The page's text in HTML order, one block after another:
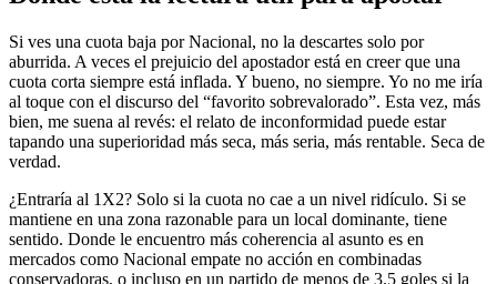
Si ves una cuota baja por Nacional, no la descartes solo por
aburrida. A veces el prejuicio del apostador está en creer que una
cuota corta siempre está inflada. Y bueno, no siempre. Yo no me iría
al toque con el discurso del “favorito sobrevalorado”. Esta vez, más
bien, me suena al revés: el relato de inconformidad puede estar
tapando una superioridad más seca, más seria, más rentable. Seca de
verdad.
¿Entraría al 1X2? Solo si la cuota no cae a un nivel ridículo. Si se
mantiene en una zona razonable para un local dominante, tiene
sentido. Donde le encuentro más coherencia al asunto es en
mercados como Nacional empate no acción en combinadas
conservadoras, o incluso en un partido de menos de 3.5 goles si la